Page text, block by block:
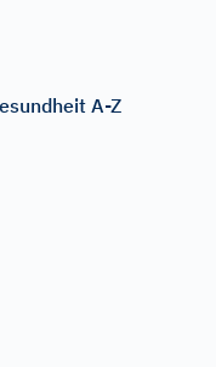
A-Z